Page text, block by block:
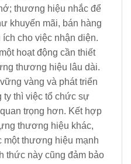
thương hiệu nhắc để
khuyến mãi, bán hàng
cho việc nhận diện.
hoạt động cần thiết
thương hiệu lâu dài.
vàng và phát triển
ty thì việc tổ chức sự
trọng hơn. Kết hợp
thương hiệu khác,
một thương hiệu mạnh
thức này cũng đảm bảo